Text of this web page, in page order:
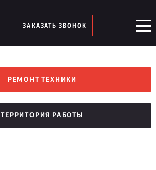
ЗАКАЗАТЬ ЗВОНОК
РЕМОНТ ТЕХНИКИ
ТЕРРИТОРИЯ РАБОТЫ